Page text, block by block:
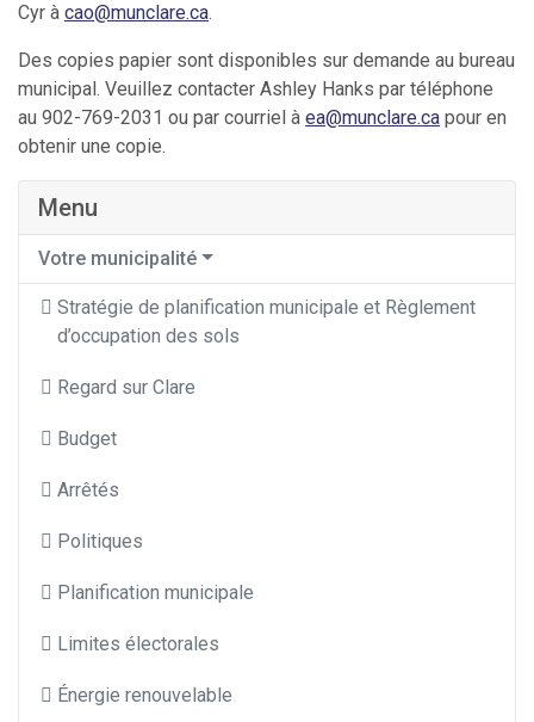
Cyr à cao@munclare.ca.
Des copies papier sont disponibles sur demande au bureau
municipal. Veuillez contacter Ashley Hanks par téléphone
au 902-769-2031 ou par courriel à ea@munclare.ca pour en
obtenir une copie.
Menu
Votre municipalité
Stratégie de planification municipale et Règlement
d’occupation des sols
Regard sur Clare
Budget
Arrêtés
Politiques
Planification municipale
Limites électorales
Énergie renouvelable